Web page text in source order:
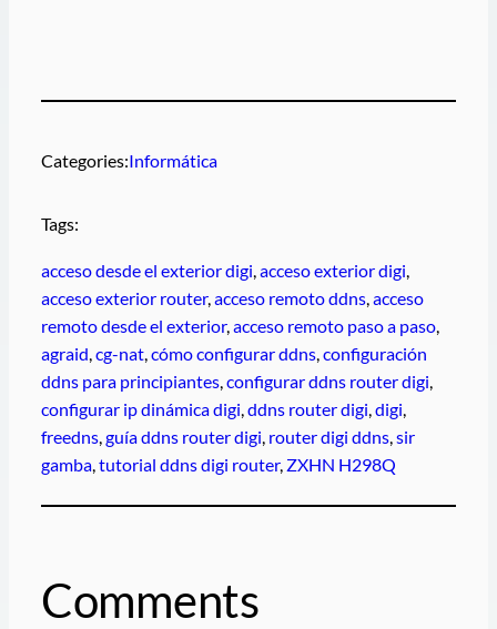
Categories:Informática
Tags:
acceso desde el exterior digi acceso exterior digi
acceso exterior router, acceso remoto ddns, acceso
remoto desde el exterior, acceso remoto paso a paso
agraid cg-nat, cómo configurar ddns, configuración
ddns para principiantes, configurar ddns router digi
configurar ip dinámica digi ddns router digi digi
freedns, guía ddns router digi router digi ddns, sir
gamba, tutorial ddns digi router, ZXHN H298Q
Comments